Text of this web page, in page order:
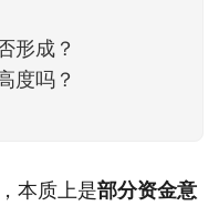
形成？
度吗？
本质上是部分资金意